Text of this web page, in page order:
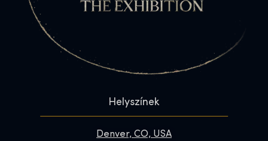
Helyszínek
Denver, CO, USA